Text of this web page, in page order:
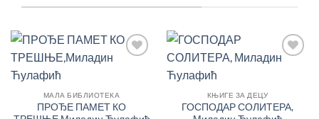
МАЛА БИБЛИОТЕКА
ПРОЂЕ ПАМЕТ КО
КЊИГЕ ЗА ДЕЦУ
ГОСПОДАР СОЛИТЕРА,